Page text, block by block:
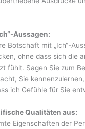
Aussagen:
Botschaft mit „Ich“-
ohne dass sich die
fühlt. Sagen Sie zum
Sie
ich Gefühle für Sie
Qualitäten aus:
Eigenschaften der